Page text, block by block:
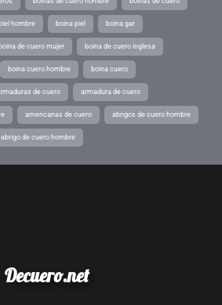
hombre boina piel boina gar
boina de cuero mujer boina de cuero inglesa
boina cuero hombre boina cuero
de cuero armadura de cuero
americanas de cuero abrigos de cuero hombre
abrigo de cuero hombre
Decuero.net